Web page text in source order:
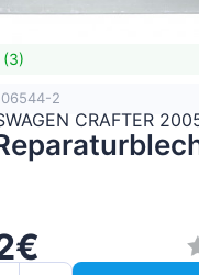
(3)
2
CRAFTER